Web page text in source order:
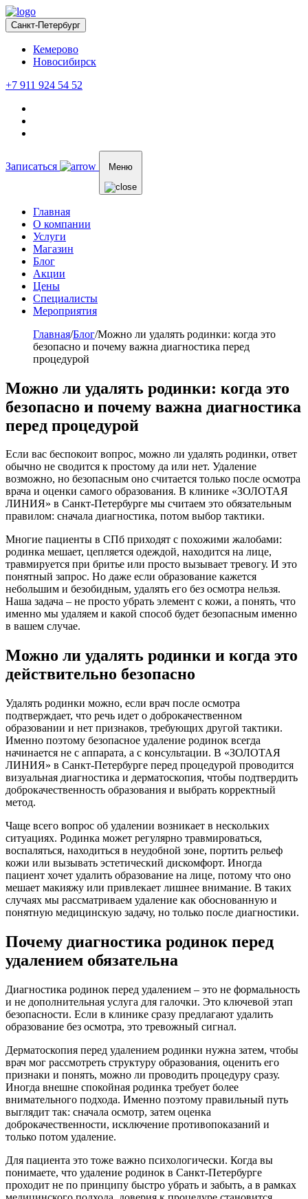
Санкт-Петербург
Кемерово
Новосибирск
+7 911 924 54 52
Записаться Меню
Главная
О компании
Услуги
Магазин
Блог
Акции
Цены
Специалисты
Мероприятия
Главная/Блог/Можно ли удалять родинки: когда это
безопасно и почему важна диагностика перед
процедурой
Можно ли удалять родинки: когда это
безопасно и почему важна диагностика
перед процедурой
Если вас беспокоит вопрос, можно ли удалять родинки, ответ
обычно не сводится к простому да или нет. Удаление
возможно, но безопасным оно считается только после осмотра
врача и оценки самого образования. В клинике «ЗОЛОТАЯ
ЛИНИЯ» в Санкт-Петербурге мы считаем это обязательным
правилом: сначала диагностика, потом выбор тактики.
Многие пациенты в СПб приходят с похожими жалобами:
родинка мешает, цепляется одеждой, находится на лице,
травмируется при бритье или просто вызывает тревогу. И это
понятный запрос. Но даже если образование кажется
небольшим и безобидным, удалять его без осмотра нельзя.
Наша задача – не просто убрать элемент с кожи, а понять, что
именно мы удаляем и какой способ будет безопасным именно
в вашем случае.
Можно ли удалять родинки и когда это
действительно безопасно
Удалять родинки можно, если врач после осмотра
подтверждает, что речь идет о доброкачественном
образовании и нет признаков, требующих другой тактики.
Именно поэтому безопасное удаление родинок всегда
начинается не с аппарата, а с консультации. В «ЗОЛОТАЯ
ЛИНИЯ» в Санкт-Петербурге перед процедурой проводится
визуальная диагностика и дерматоскопия, чтобы подтвердить
доброкачественность образования и выбрать корректный
метод.
Чаще всего вопрос об удалении возникает в нескольких
ситуациях. Родинка может регулярно травмироваться,
воспаляться, находиться в неудобной зоне, портить рельеф
кожи или вызывать эстетический дискомфорт. Иногда
пациент хочет удалить образование на лице, потому что оно
мешает макияжу или привлекает лишнее внимание. В таких
случаях мы рассматриваем удаление как обоснованную и
понятную медицинскую задачу, но только после диагностики.
Почему диагностика родинок перед
удалением обязательна
Диагностика родинок перед удалением – это не формальность
и не дополнительная услуга для галочки. Это ключевой этап
безопасности. Если в клинике сразу предлагают удалить
образование без осмотра, это тревожный сигнал.
Дерматоскопия перед удалением родинки нужна затем, чтобы
врач мог рассмотреть структуру образования, оценить его
признаки и понять, можно ли проводить процедуру сразу.
Иногда внешне спокойная родинка требует более
внимательного подхода. Именно поэтому правильный путь
выглядит так: сначала осмотр, затем оценка
доброкачественности, исключение противопоказаний и
только потом удаление.
Для пациента это тоже важно психологически. Когда вы
понимаете, что удаление родинок в Санкт-Петербурге
проходит не по принципу быстро убрать и забыть, а в рамках